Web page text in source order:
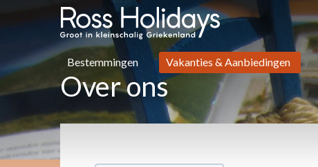
Bestemmingen Vakanties & Aanbiedingen
Over ons